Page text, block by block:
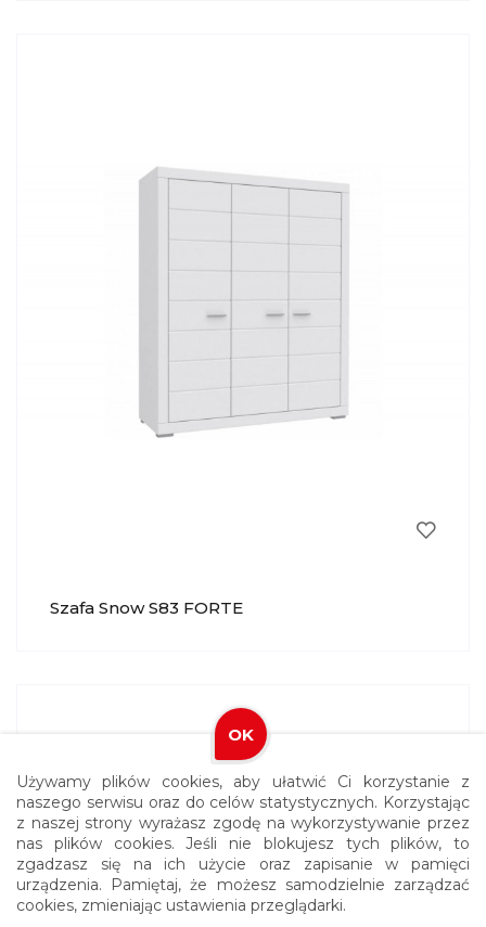
Szafa Snow S83 FORTE
Używamy plików cookies, aby ułatwić Ci korzystanie z
naszego serwisu oraz do celów statystycznych. Korzystając
z naszej strony wyrażasz zgodę na wykorzystywanie przez
nas plików cookies. Jeśli nie blokujesz tych plików, to
zgadzasz się na ich użycie oraz zapisanie w pamięci
urządzenia. Pamiętaj, że możesz samodzielnie zarządzać
cookies, zmieniając ustawienia przeglądarki.
OK